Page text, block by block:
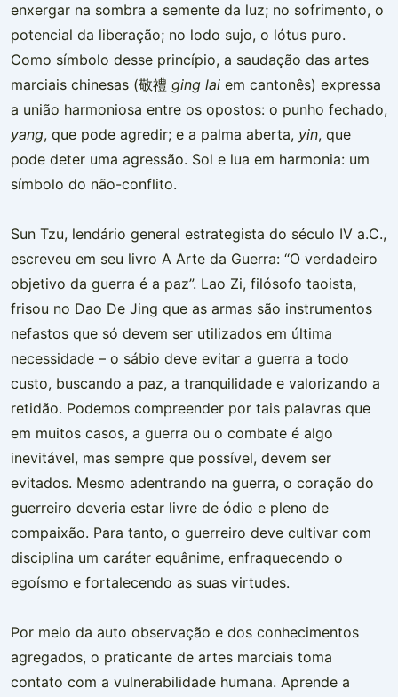
enxergar na sombra a semente da luz; no sofrimento, o
potencial da liberação; no lodo sujo, o lótus puro.
Como símbolo desse princípio, a saudação das artes
marciais chinesas (敬禮 ging lai em cantonês) expressa
a união harmoniosa entre os opostos: o punho fechado,
yang, que pode agredir; e a palma aberta, yin, que
pode deter uma agressão. Sol e lua em harmonia: um
símbolo do não-conflito.
Sun Tzu, lendário general estrategista do século IV a.C.,
escreveu em seu livro A Arte da Guerra: “O verdadeiro
objetivo da guerra é a paz”. Lao Zi, filósofo taoista,
frisou no Dao De Jing que as armas são instrumentos
nefastos que só devem ser utilizados em última
necessidade – o sábio deve evitar a guerra a todo
custo, buscando a paz, a tranquilidade e valorizando a
retidão. Podemos compreender por tais palavras que
em muitos casos, a guerra ou o combate é algo
inevitável, mas sempre que possível, devem ser
evitados. Mesmo adentrando na guerra, o coração do
guerreiro deveria estar livre de ódio e pleno de
compaixão. Para tanto, o guerreiro deve cultivar com
disciplina um caráter equânime, enfraquecendo o
egoísmo e fortalecendo as suas virtudes.
Por meio da auto observação e dos conhecimentos
agregados, o praticante de artes marciais toma
contato com a vulnerabilidade humana. Aprende a